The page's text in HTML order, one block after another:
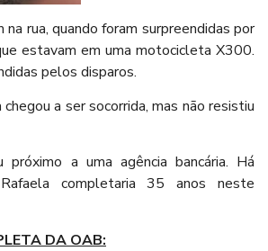
rua, quando foram surpreendidas por
estavam em uma motocicleta X300.
pelos disparos.
chegou a ser socorrida, mas não resistiu
próximo a uma agência bancária. Há
completaria 35 anos neste
DA OAB: